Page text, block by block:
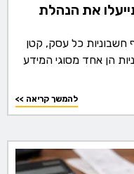
את הנהלת
כל עסק, קטן
הן אחד מסוגי המידע
<< להמשך קריאה